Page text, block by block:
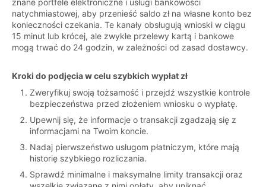
znane portfele elektroniczne i usługi bankowości
natychmiastowej, aby przenieść saldo zł na własne konto bez
konieczności czekania. Te kanały obsługują wnioski w ciągu
15 minut lub krócej, ale zwykłe przelewy kartą i bankowe
mogą trwać do 24 godzin, w zależności od zasad dostawcy.
Kroki do podjęcia w celu szybkich wypłat zł
Zweryfikuj swoją tożsamość i przejdź wszystkie kontrole
bezpieczeństwa przed złożeniem wniosku o wypłatę.
Upewnij się, że informacje o transakcji zgadzają się z
informacjami na Twoim koncie.
Nadaj pierwszeństwo usługom płatniczym, które mają
historię szybkiego rozliczania.
Sprawdź minimalne i maksymalne limity transakcji oraz